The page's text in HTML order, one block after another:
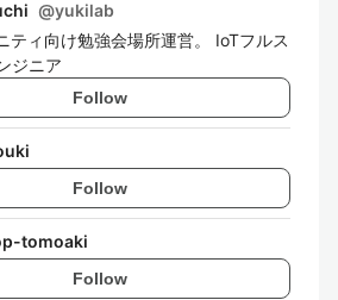
@yukilab
ティ向け勉強会場所運営。 IoTフルス
ジニア
Follow
Follow
tomoaki
Follow